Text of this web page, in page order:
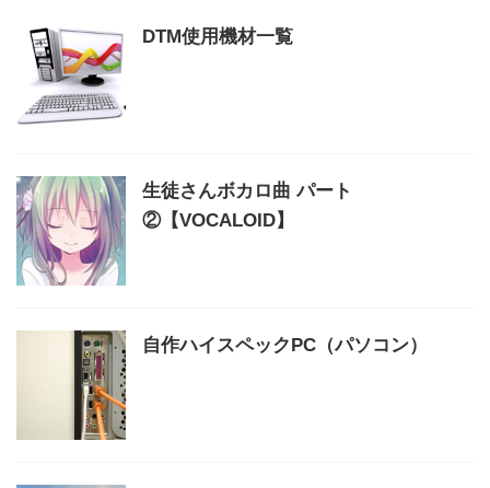
DTM使用機材一覧
生徒さんボカロ曲 パート
②【VOCALOID】
自作ハイスペックPC（パソコン）